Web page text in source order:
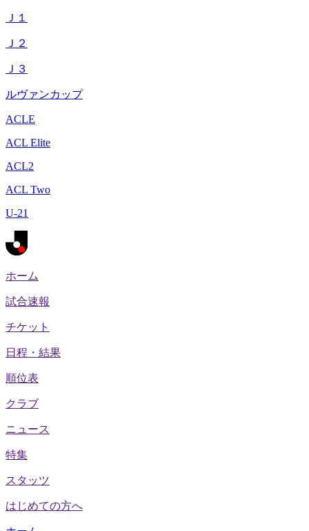
Ｊ１
Ｊ２
Ｊ３
ルヴァンカップ
ACLE
ACL Elite
ACL2
ACL Two
U-21
ホーム
試合速報
チケット
日程・結果
順位表
クラブ
ニュース
特集
スタッツ
はじめての方へ